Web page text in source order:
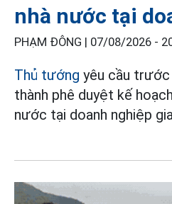
nhà nước tại
PHẠM ĐÔNG | 07/08/2026 -
Thủ tướng yêu cầu trước
thành phê duyệt kế
nước tại doanh nghiệp